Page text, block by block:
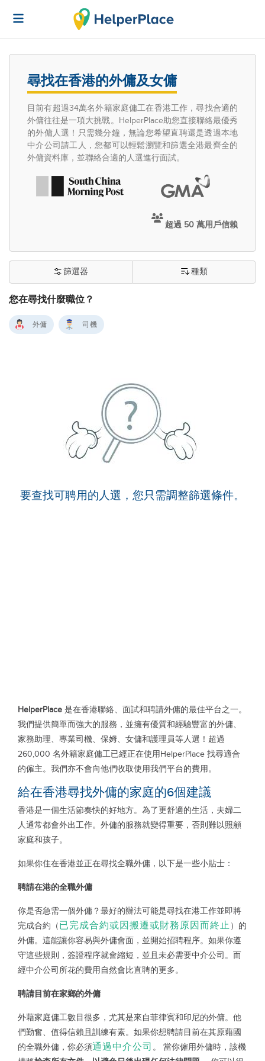
尋找在香港的外傭及女傭
目前有超過34萬名外籍家庭傭工在香港工作，尋找合適的
外傭往往是一項大挑戰。HelperPlace助您直接聯絡最優秀
的外傭人選！只需幾分鐘，無論您希望直聘還是透過本地
中介公司請工人，您都可以輕鬆瀏覽和篩選全港最齊全的
外傭資料庫，並聯絡合適的人選進行面試。
超過 50 萬用戶信賴
您在尋找什麼職位？
篩選器 種類
外傭 司機
要查找可聘用的人選，您只需調整篩選條件。
HelperPlace 是在香港聯絡、面試和聘請外傭的最佳平台之一。
我們提供簡單而強大的服務，並擁有優質和經驗豐富的外傭、
家務助理、專業司機、保姆、女傭和護理員等人選！超過
260,000 名外籍家庭傭工已經正在使用HelperPlace 找尋適合
的僱主。我們亦不會向他們收取使用我們平台的費用。
給在香港尋找外傭的家庭的6個建議
香港是一個生活節奏快的好地方。為了更舒適的生活，夫婦二
人通常都會外出工作。外傭的服務就變得重要，否則難以照顧
家庭和孩子。
如果你住在香港並正在尋找全職外傭，以下是一些小貼士：
聘請在港的全職外傭
你是否急需一個外傭？最好的辦法可能是尋找在港工作並即將
完成合約（已完成合約或因搬遷或財務原因而終止）的
外傭。這能讓你容易與外傭會面，並開始招聘程序。如果你遵
守這些規則，簽證程序就會縮短，並且未必需要中介公司。而
經中介公司所花的費用自然會比直聘的更多。
聘請目前在家鄉的外傭
外藉家庭傭工數目很多，尤其是來自菲律賓和印尼的外傭。他
們勤奮、值得信賴且訓練有素。如果你想聘請目前在其原藉國
的全職外傭，你必須通過中介公司 。 當你僱用外傭時，該機